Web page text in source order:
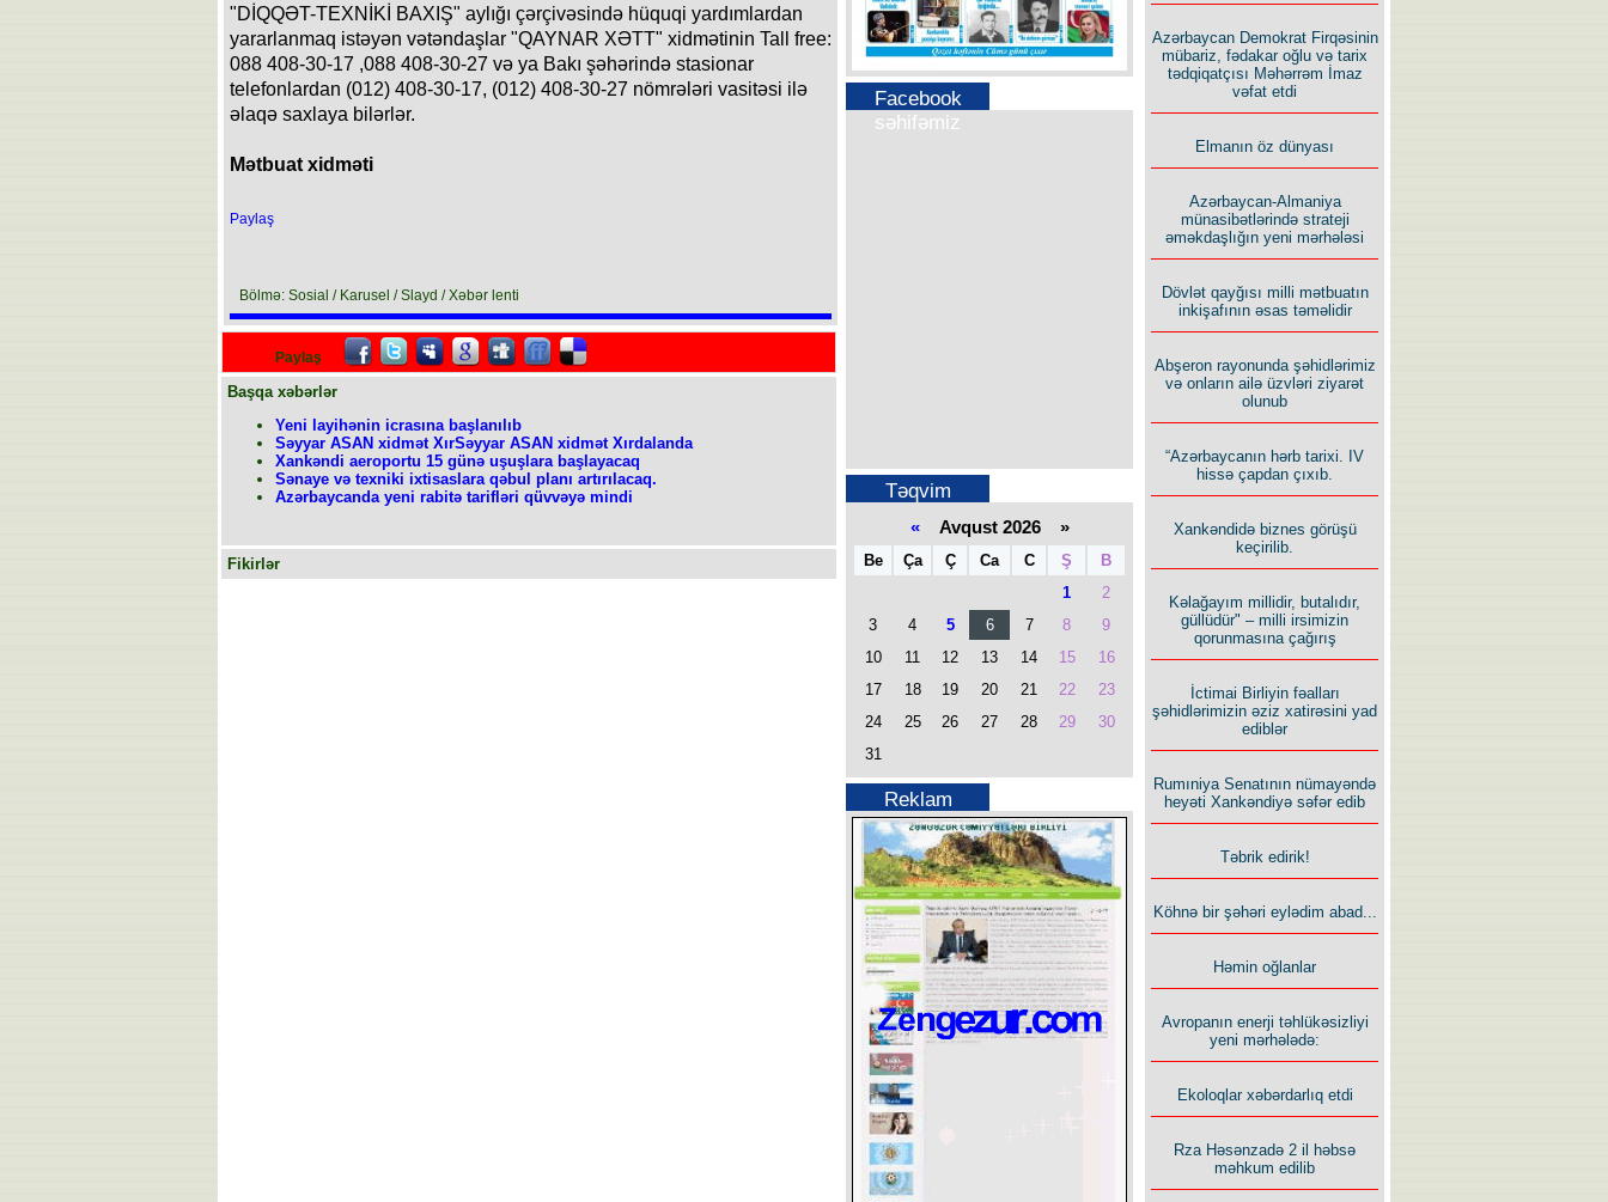
"DİQQƏT-TEXNİKİ BAXIŞ" aylığı çərçivəsində hüquqi yardımlardan
yararlanmaq istəyən vətəndaşlar "QAYNAR XƏTT" xidmətinin Tall free:
088 408-30-17 ,088 408-30-27 və ya Bakı şəhərində stasionar
telefonlardan (012) 408-30-17, (012) 408-30-27 nömrələri vasitəsi ilə
əlaqə saxlaya bilərlər.
Mətbuat xidməti
Paylaş
Bölmə: Sosial / Karusel / Slayd / Xəbər lenti
Paylaş
Başqa xəbərlər
Yeni layihənin icrasına başlanılıb
Səyyar ASAN xidmət XırSəyyar ASAN xidmət Xırdalanda
Xankəndi aeroportu 15 günə uşuşlara başlayacaq
Sənaye və texniki ixtisaslara qəbul planı artırılacaq.
Azərbaycanda yeni rabitə tarifləri qüvvəyə mindi
Fikirlər
Facebook
səhifəmiz
Təqvim
«Avqust 2026 »
Be Ça Ç Ca C Ş
B
1
2
3
4 5 6 7 8
9
10
11 12 13 14 15
16
17
18 19 20 21 22
23
24
25 26 27 28 29
30
31
Reklam
Azərbaycan Demokrat Firqəsinin
mübariz, fədakar oğlu və tarix
tədqiqatçısı Məhərrəm İmaz
vəfat etdi
Elmanın öz dünyası
Azərbaycan-Almaniya
münasibətlərində strateji
əməkdaşlığın yeni mərhələsi
Dövlət qayğısı milli mətbuatın
inkişafının əsas təməlidir
Abşeron rayonunda şəhidlərimiz
və onların ailə üzvləri ziyarət
olunub
“Azərbaycanın hərb tarixi. IV
hissə çapdan çıxıb.
Xankəndidə biznes görüşü
keçirilib.
Kəlağayım millidir, butalıdır,
güllüdür" – milli irsimizin
qorunmasına çağırış
İctimai Birliyin fəalları
şəhidlərimizin əziz xatirəsini yad
ediblər
Rumıniya Senatının nümayəndə
heyəti Xankəndiyə səfər edib
Təbrik edirik!
Köhnə bir şəhəri eylədim abad...
Həmin oğlanlar
Avropanın enerji təhlükəsizliyi
yeni mərhələdə:
Ekoloqlar xəbərdarlıq etdi
Rza Həsənzadə 2 il həbsə
məhkum edilib